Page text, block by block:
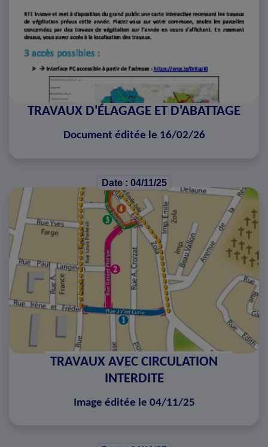
TRAVAUX D'ÉLAGAGE ET D'ABATTAGE
Document éditée le 16/02/26
Date : 04/11/25
TRAVAUX AVEC CIRCULATION
INTERDITE
Image éditée le 04/11/25